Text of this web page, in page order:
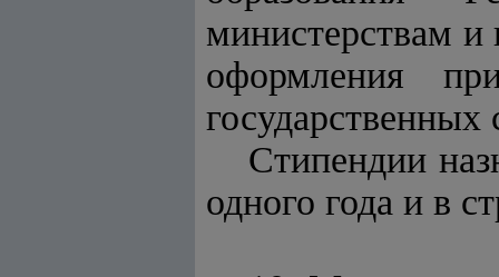
министерствам
оформления
Стипендии
одного года и в